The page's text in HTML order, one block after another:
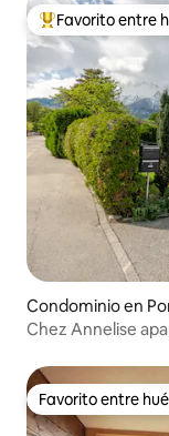
De los mejores
Favorito entre
Condominio en
Chez Annelise
Favorito entre
Favorito entre